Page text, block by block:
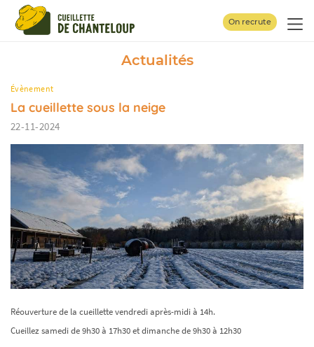
On recrute
Actualités
Évènement
La cueillette sous la neige
22-11-2024
Réouverture de la cueillette vendredi après-midi à 14h.
Cueillez samedi de 9h30 à 17h30 et dimanche de 9h30 à 12h30
Panneau de gestion des cookies